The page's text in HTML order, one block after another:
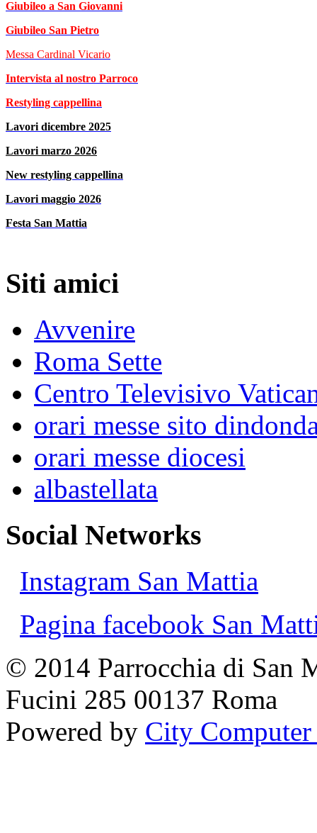
Giubileo a San Giovanni
Giubileo San Pietro
Messa Cardinal Vicario
Intervista al nostro Parroco
Restyling cappellina
Lavori dicembre 2025
Lavori marzo 2026
New restyling cappellina
Lavori maggio 2026
Festa San Mattia
Siti amici
Avvenire
Roma Sette
Centro Televisivo
orari messe sito
orari messe diocesi
albastellata
Social Networks
Instagram San Mattia
Pagina facebook San
© 2014 Parrocchia di San
Fucini 285 00137 Roma
Powered by City